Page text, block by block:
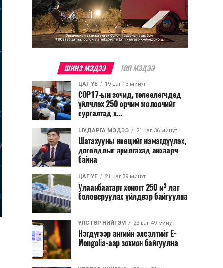
ШИНЭ МЭДЭЭ ТОП МЭДЭЭ
ЦАГ ҮЕ 19 цаг 13 минут
COP17-ын зочид, төлөөлөгчдөд
үйлчлэх 250 орчим жолоочийг
сургалтад х...
ШУДАРГА МЭДЭЭ 21 цаг 36 минут
Шатахууны нөөцийг нэмэгдүүлэх,
доголдлыг арилгахад анхаарч
байна
ЦАГ ҮЕ 21 цаг 39 минут
Улаанбаатарт хоногт 250 м³ лаг
боловсруулах үйлдвэр байгуулна
УЛСТӨР НИЙГЭМ 23 цаг 49 минут
Нэгдүгээр ангийн элсэлтийг E-
Mongolia-аар зохион байгуулна